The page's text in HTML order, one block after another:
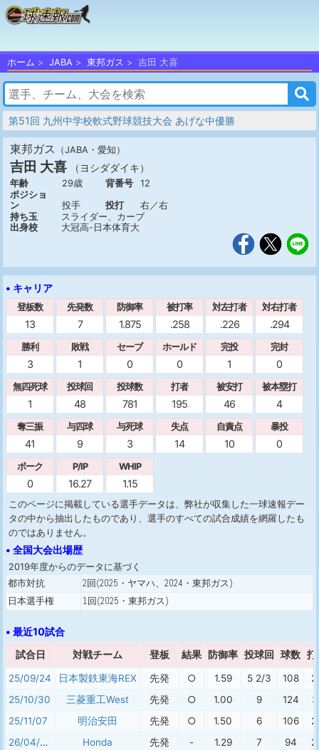
ホーム JABA 東邦ガス 吉田 大喜
第51回 九州中学校軟式野球競技大会 あげな中優勝
東邦ガス （JABA・愛知）
吉田 大喜 （ヨシダダイキ）
年齢 29歳 背番号
12
ポジショ
ン
投手 投打
右／右
持ち玉
スライダー、カーブ
出身校
大冠高-日本体育大
• キャリア
登板数
13
先発数
7
防御率
1.875
被打率
.258
対左打者
.226
対右打者
.294
勝利
3
敗戦
1
セーブ
0
ホールド
0
完投
1
完封
0
無四死球
1
投球回
48
投球数
781
打者
195
被安打
46
被本塁打
4
奪三振
41
与四球
9
与死球
3
失点
14
自責点
10
暴投
0
ボーク
0
P/IP
16.27
WHIP
1.15
このページに掲載している選手データは、弊社が収集した一球速報デー
タの中から抽出したものであり、選手のすべての試合成績を網羅したも
のではありません。
• 全国大会出場歴
2019年度からのデータに基づく
都市対抗
2回(2025・ヤマハ、2024・東邦ガス)
日本選手権
1回(2025・東邦ガス)
• 最近10試合
試合日 対戦チーム 登板 結果 防御率 投球回 球数 打
25/09/24 日本製鉄東海REX 先発 ○ 1.59 5 2/3 108
25/10/30
三菱重工West 先発 ○ 1.00 9 124
25/11/07
明治安田 先発 ○ 1.50 6 106
26/04/03
Honda 先発 - 1.29 7 94